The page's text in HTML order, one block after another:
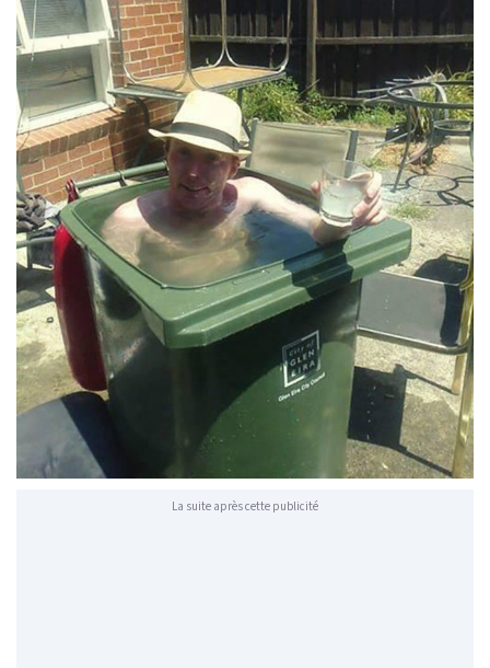
La suite après cette publicité